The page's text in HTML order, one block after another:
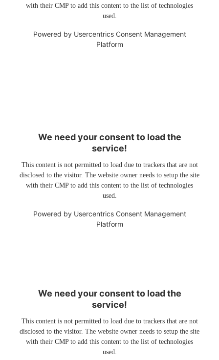
with their CMP to add this content to the list of technologies
used.
Powered by Usercentrics Consent Management
Platform
We need your consent to load the
service!
This content is not permitted to load due to trackers that are not
disclosed to the visitor. The website owner needs to setup the site
with their CMP to add this content to the list of technologies
used.
Powered by Usercentrics Consent Management
Platform
We need your consent to load the
service!
This content is not permitted to load due to trackers that are not
disclosed to the visitor. The website owner needs to setup the site
with their CMP to add this content to the list of technologies
used.